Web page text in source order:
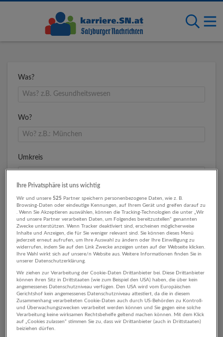
Was?
Wo?
Umkreis
4 Sachbearbeitung Umwelt /
Agrarwirtschaft Unternehmen
Ihre Privatsphäre ist uns wichtig
Wir und unsere525 Partner speichern personenbezogene Daten, wie z. B.
Browsing-Daten oder eindeutige Kennungen, auf Ihrem Gerät und greifen darauf zu
. Wenn Sie Akzeptieren auswählen, können die Tracking-Technologien die unter „Wir
und unsere Partner verarbeiten Daten, um Folgendes bereitzustellen“ genannten
Zwecke unterstützen. Wenn Tracker deaktiviert sind, erscheinen möglicherweise
Inhalte und Anzeigen, die für Sie weniger relevant sind. Sie können dieses Menü
jederzeit erneut aufrufen, um Ihre Auswahl zu ändern oder Ihre Einwilligung zu
widerrufen, indem Sie auf den Link Zwecke anzeigen unten auf der Webseite klicken.
Ihre Wahl wirkt sich auf unsere/n Website aus. Weitere Informationen finden Sie in
unserer Datenschutzerklärung.
Wir ziehen zur Verarbeitung der Cookie-Daten Drittanbieter bei. Diese Drittanbieter
können ihren Sitz in Drittstaaten (wie zum Beispiel den USA) haben, die über kein
angemessenes Datenschutzniveau verfügen. Den USA wird vom Europäischen
Gerichtshof kein angemessenes Datenschutzniveau attestiert, da die in diesem
Zusammenhang verarbeiteten Cookie-Daten auch durch US-Behörden zu Kontroll-
und Überwachungszwecken verarbeitet werden können und Sie gegen eine solche
Verarbeitung keine wirksamen Rechtsbehelfe geltend machen können. Mit dem Klick
auf „Cookies zulassen“ stimmen Sie zu, dass wir Drittanbieter (auch in Drittstaaten)
beiziehen dürfen.